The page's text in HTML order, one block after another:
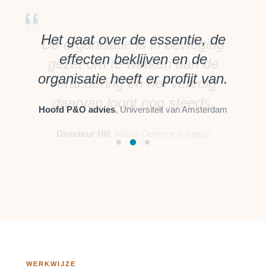
Het gaat over de essentie, de
effecten beklijven en de
organisatie heeft er profijt van.
Hoofd P&O advies, Universiteit van Amsterdam
WERKWIJZE